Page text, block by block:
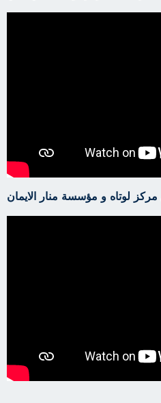
مركز لوتاه و مؤسسة منار الايمان